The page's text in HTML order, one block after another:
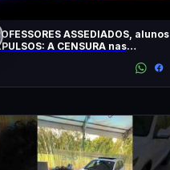
ASSEDIADOS, alunos
A CENSURA nas